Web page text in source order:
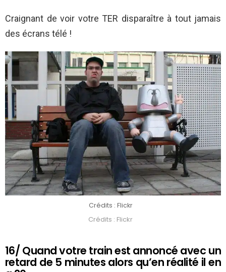
Craignant de voir votre TER disparaître à tout jamais
des écrans télé !
Crédits : Flickr
Crédits : Flickr
16/ Quand votre train est annoncé avec un
retard de 5 minutes alors qu’en réalité il en